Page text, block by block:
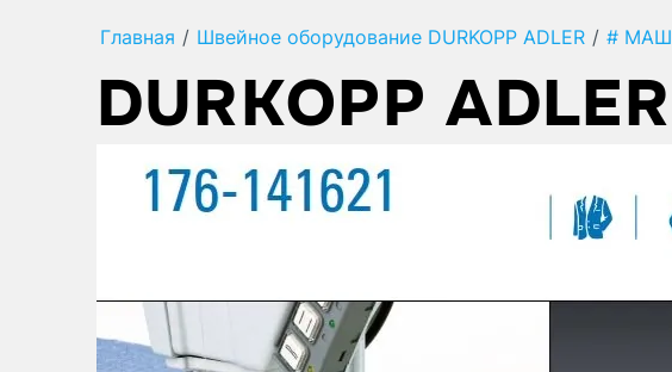
Главная / Швейное оборудование DURKOPP ADLER / #
DURKOPP